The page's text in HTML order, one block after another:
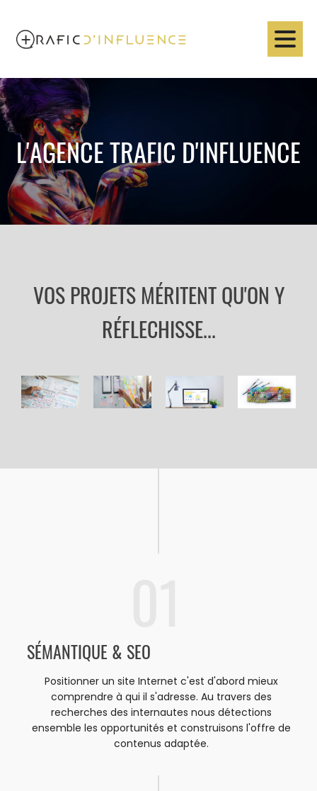
L'AGENCE TRAFIC D'INFLUENCE
VOS PROJETS MÉRITENT QU'ON Y
RÉFLECHISSE...
SÉMANTIQUE & SEO
Positionner un site Internet c'est d'abord mieux
comprendre à qui il s'adresse. Au travers des
recherches des internautes nous détections
ensemble les opportunités et construisons l'offre de
contenus adaptée.